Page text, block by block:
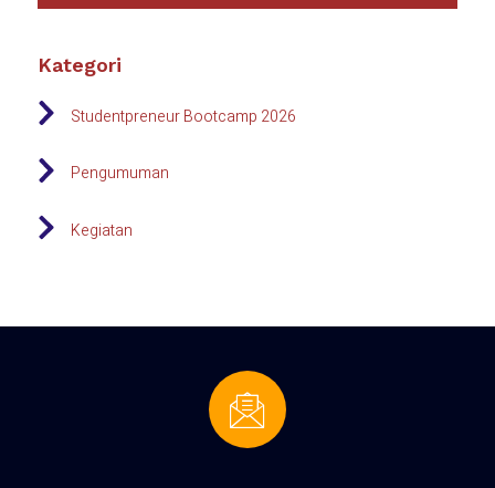
Kategori
Studentpreneur Bootcamp 2026
Pengumuman
Kegiatan